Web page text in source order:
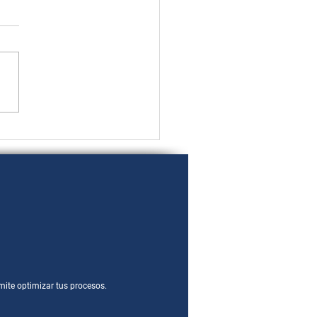
en
optimizar tus procesos.